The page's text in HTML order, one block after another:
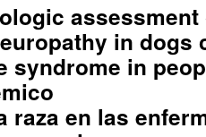
assessment
in dogs
syndrome in
raza en las